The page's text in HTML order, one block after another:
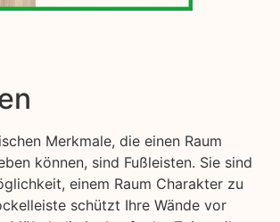
Merkmale, die einen Raum
können, sind Fußleisten. Sie sind
einem Raum Charakter zu
schützt Ihre Wände vor